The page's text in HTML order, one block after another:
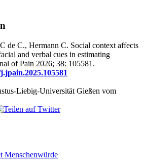
de C., Hermann C. Social context affects
and verbal cues in estimating
of Pain 2026; 38: 105581.
Liebig-Universität Gießen vom